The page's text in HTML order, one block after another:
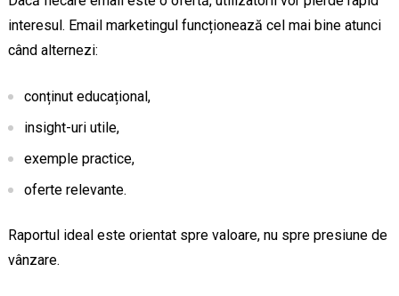
interesul. Email marketingul funcționează cel mai bine atunci
când alternezi:
conținut educațional,
insight-uri utile,
exemple practice,
oferte relevante.
Raportul ideal este orientat spre valoare, nu spre presiune de
vânzare.